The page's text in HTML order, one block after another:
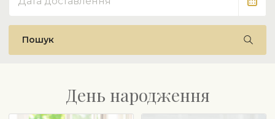
Пошук
День народження